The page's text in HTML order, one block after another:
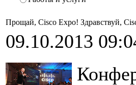
Прощай, Cisco Expo! Здравствуй,
09.10.2013